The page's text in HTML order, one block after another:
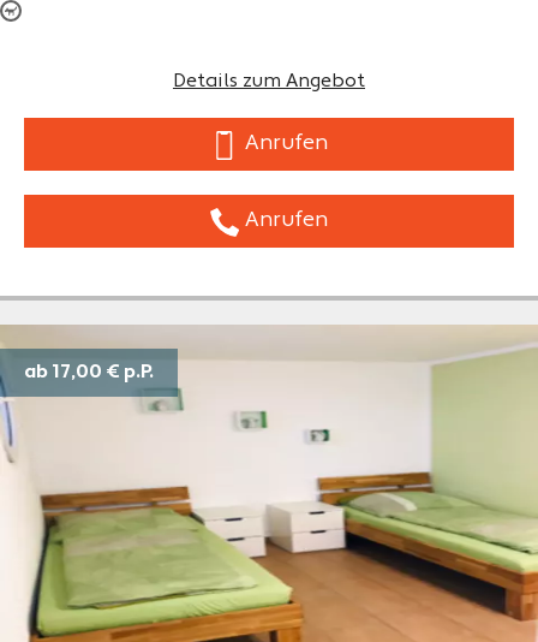
Details zum Angebot
Anrufen
Anrufen
ab 17,00 € p.P.